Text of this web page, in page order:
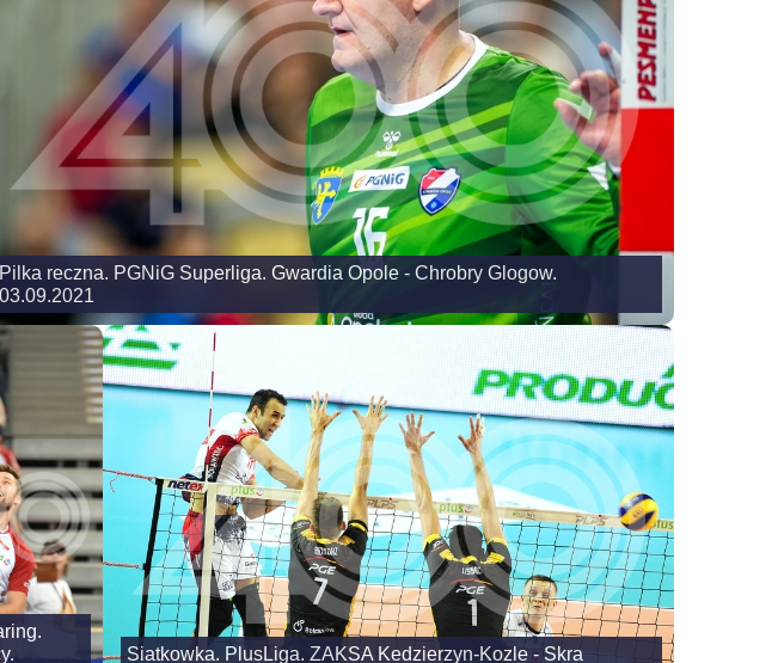
Pilka reczna. PGNiG Superliga. Gwardia Opole - Chrobry Glogow.
03.09.2021
Siatkowka. PlusLiga. ZAKSA Kedzierzyn-Kozle - Skra